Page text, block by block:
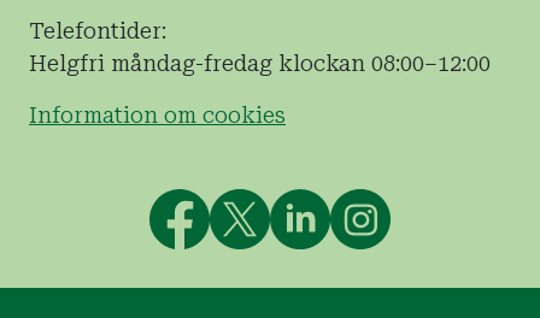
Telefontider:
Helgfri måndag-fredag klockan 08:00–12:00
Information om cookies